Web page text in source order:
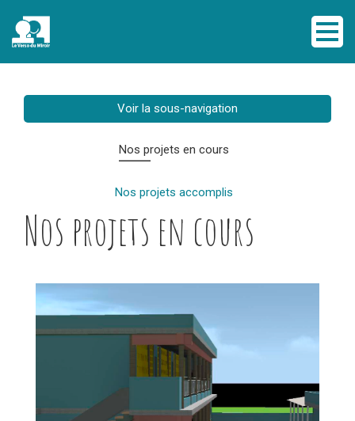
Voir la sous-navigation
Nos projets en cours
Nos projets accomplis
Nos projets en cours